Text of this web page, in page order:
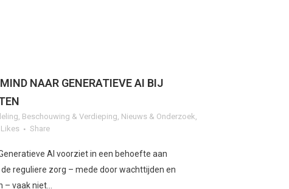
NAAR GENERATIEVE AI BIJ
, Beschouwing & Verdieping, Nieuws & Onderzoek,
Likes Share
AI voorziet in een behoefte aan
reguliere zorg – mede door wachttijden en
vaak niet...